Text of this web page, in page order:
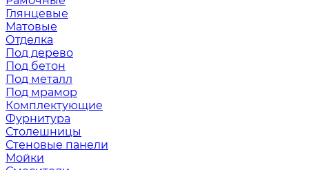
Глянцевые
Матовые
Отделка
Под дерево
Под бетон
Под металл
Под мрамор
Комплектующие
Фурнитура
Столешницы
Стеновые панели
Мойки